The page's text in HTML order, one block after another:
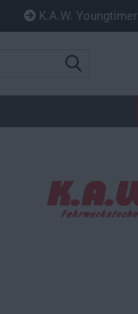
K.A.W. Youngtimer